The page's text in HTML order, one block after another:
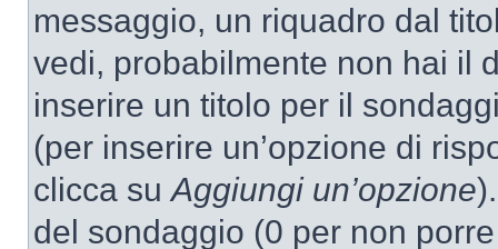
messaggio, un riquadro dal
vedi, probabilmente non hai il
inserire un titolo per il
(per inserire un’opzione di
clicca suAggiungi un’opzione
del sondaggio (0 per non